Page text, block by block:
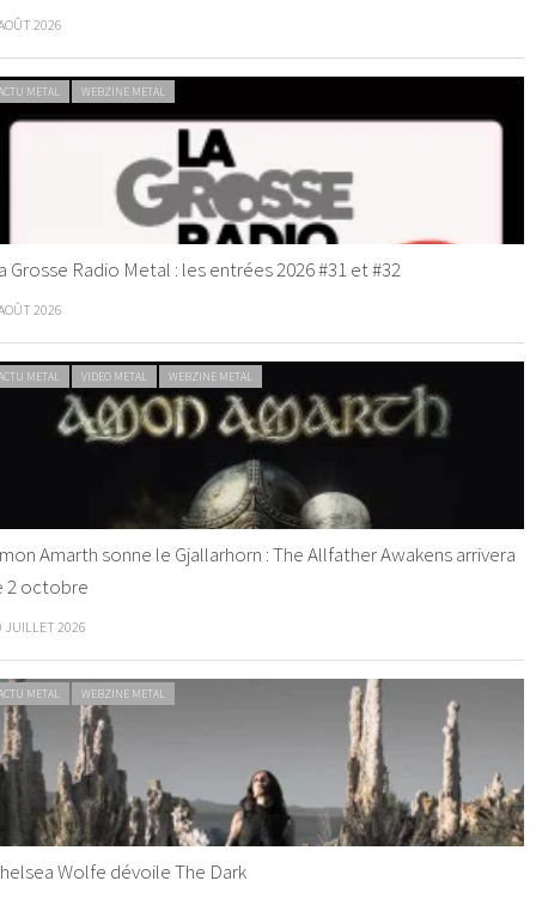
2026
METAL WEBZINE METAL
Grosse Radio Metal : les entrées 2026 #31 et #32
2026
METAL VIDEO METAL WEBZINE METAL
Amarth sonne le Gjallarhorn : The Allfather Awakens arrivera
2 octobre
JUILLET 2026
METAL WEBZINE METAL
Wolfe dévoile The Dark